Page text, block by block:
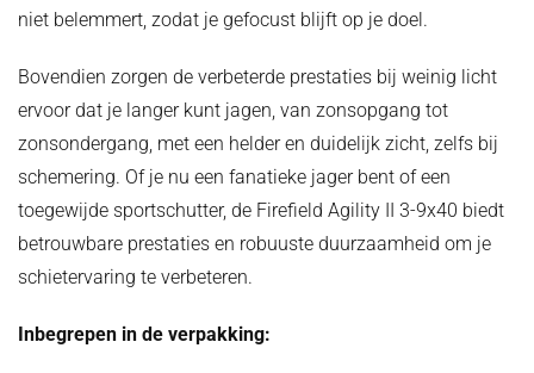
niet belemmert, zodat je gefocust blijft op je doel.
Bovendien zorgen de verbeterde prestaties bij weinig licht
ervoor dat je langer kunt jagen, van zonsopgang tot
zonsondergang, met een helder en duidelijk zicht, zelfs bij
schemering. Of je nu een fanatieke jager bent of een
toegewijde sportschutter, de Firefield Agility II 3-9x40 biedt
betrouwbare prestaties en robuuste duurzaamheid om je
schietervaring te verbeteren.
Inbegrepen in de verpakking: